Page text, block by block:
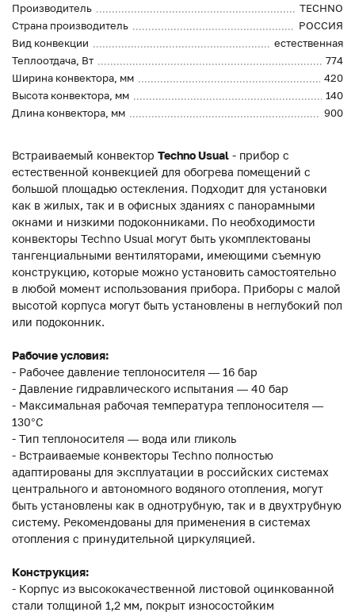
Производитель
TECHNO
Страна производитель
РОССИЯ
Вид конвекции
естественная
Теплоотдача, Вт
774
Ширина конвектора, мм
420
Высота конвектора, мм
140
Длина конвектора, мм
900
Встраиваемый конвектор Techno Usual - прибор с
естественной конвекцией для обогрева помещений с
большой площадью остекления. Подходит для установки
как в жилых, так и в офисных зданиях с панорамными
окнами и низкими подоконниками. По необходимости
конвекторы Techno Usual могут быть укомплектованы
тангенциальными вентиляторами, имеющими съемную
конструкцию, которые можно установить самостоятельно
в любой момент использования прибора. Приборы с малой
высотой корпуса могут быть установлены в неглубокий пол
или подоконник.
Рабочие условия:
- Рабочее давление теплоносителя — 16 бар
- Давление гидравлического испытания — 40 бар
- Максимальная рабочая температура теплоносителя —
130°С
- Тип теплоносителя — вода или гликоль
- Встраиваемые конвекторы Techno полностью
адаптированы для эксплуатации в российских системах
центрального и автономного водяного отопления, могут
быть установлены как в однотрубную, так и в двухтрубную
систему. Рекомендованы для применения в системах
отопления с принудительной циркуляцией.
Конструкция:
- Корпус из высококачественной листовой оцинкованной
стали толщиной 1,2 мм, покрыт износостойким